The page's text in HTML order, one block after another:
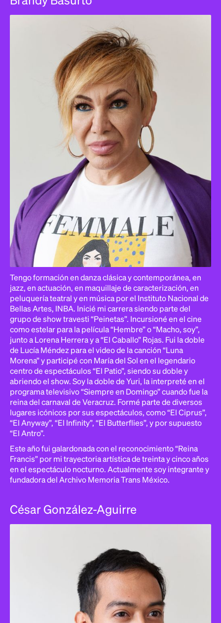
Tengo formación en danza clásica y contemporánea, en
jazz, en actuación, en maquillaje de caracterización, en
peluquería teatral y en música por el Instituto Nacional de
Bellas Artes, INBA. Inicié mi carrera siendo parte del
grupo de show travesti “Peinetas”. Incursioné en el cine
como estelar para la película “Hembre” o “Macho, soy”,
junto a Lorena Herrera y a “El Caballo” Rojas. Fui la doble
de Lucía Méndez para el video de la canción “Luna
Morena” y participé con María del Sol en el legendario
centro de espectáculos “El Patio”, siendo su doble y
abriendo el show. Soy la doble de Yuri, la interpreté en el
programa televisivo “Siempre en Domingo” cuando fue la
reina del carnaval de Veracruz. Formé parte de diversos
lugares icónicos por sus espectáculos, como “El Ciprus”,
“El Anyway”, “El Infinity”, “El Butterflies”, y por supuesto
“El Antro”.
Este año fui galardonada con el reconocimiento “Reina
Francis” por mi trayectoria artística de treinta y cinco años
en el espectáculo nocturno. Actualmente soy integrante y
fundadora del Archivo Memoria Trans México.
César González-Aguirre